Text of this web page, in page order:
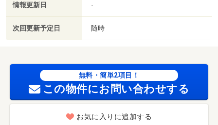
情報更新日 -
次回更新予定日 随時
無料・簡単2項目！
この物件にお問い合わせする
お気に入りに追加する